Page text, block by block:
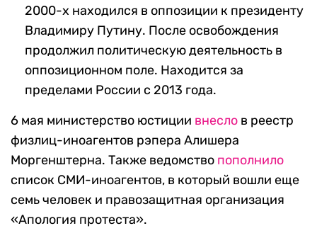
2000-х находился в оппозиции к президенту
Владимиру Путину. После освобождения
продолжил политическую деятельность в
оппозиционном поле. Находится за
пределами России с 2013 года.
6 мая министерство юстиции внесло в реестр
физлиц-иноагентов рэпера Алишера
Моргенштерна. Также ведомство пополнило
список СМИ-иноагентов, в который вошли еще
семь человек и правозащитная организация
«Апология протеста».